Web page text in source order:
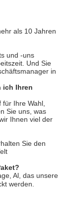
als 10 Jahren
und -uns
Und Sie
in
ich Ihren
für Ihre Wahl,
Sie uns, was
Ihnen viel der
Sie den
Al, das unsere
werden.